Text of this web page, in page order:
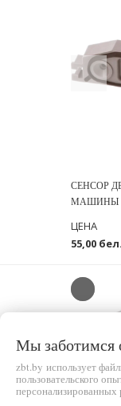
СЕНСОР
МАШИНЫ
55,00
ЦЕНА
Мы заботимся
zbt.by использует
пользовательского
персонализированных